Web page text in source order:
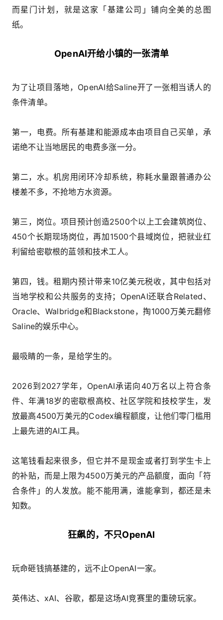
而星门计划，就是这家「基建公司」铺向全美的总图
纸。
OpenAI开给小镇的一张清单
为了让项目落地，OpenAI给Saline开了一张相当诱人的
条件清单。
第一，电费。所有基建和能源成本由项目自己买单，承
诺绝不让当地居民的电费多涨一分。
第二，水。机房用闭环冷却系统，称耗水量跟普通办公
楼差不多，不抢地方水资源。
第三，岗位。项目预计创造2500个以上工会建筑岗位、
450个长期现场岗位，再加1500个县域岗位，把就业红
利留给密歇根的蓝领和技术工人。
第四，钱。租期内预计带来10亿美元税收，其中包括对
当地学校和公共服务的支持；OpenAI还联合Related、
Oracle、Walbridge和Blackstone，掏1000万美元翻修
Saline的娱乐中心。
最吸睛的一条，是给学生的。
2026到2027学年，OpenAI承诺向40万名以上符合条
件、年满18岁的密歇根高校、社区学院和技校学生，发
放最高4500万美元的Codex编程额度，让他们零门槛用
上最先进的AI工具。
这笔钱看起来很多，但它并不是现金或者打到学生卡上
的补贴，而是上限为4500万美元的产品额度，面向「符
合条件」的人发放。能不能用满，谁能拿到，都还是未
知数。
狂飙的，不只OpenAI
玩命砸钱搞基建的，远不止OpenAI一家。
英伟达、xAI、谷歌，都是这场AI竞赛里的重磅玩家。